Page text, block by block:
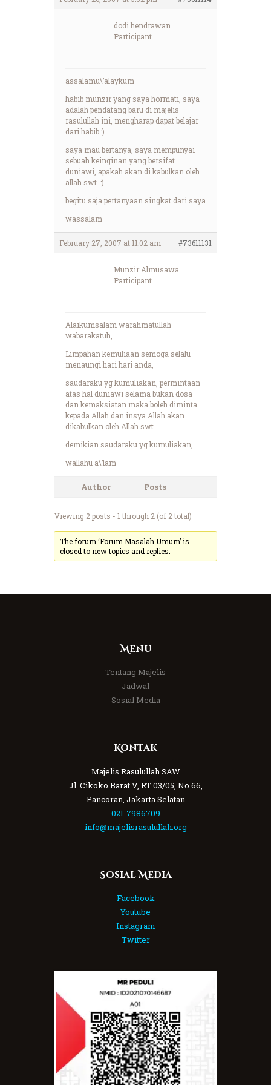
dodi hendrawan
Participant
assalamu\’alaykum
habib munzir yang saya hormati, saya
adalah pendatang baru di majelis
rasulullah ini, mengharap dapat belajar
dari habib :)
saya mau bertanya, saya mempunyai
sebuah keinginan yang bersifat
duniawi, apakah akan di kabulkan oleh
allah swt. :)
begitu saja pertanyaan singkat dari saya
wassalam
February 27, 2007 at 11:02 am #73611131
Munzir Almusawa
Participant
Alaikumsalam warahmatullah
wabarakatuh,
Limpahan kemuliaan semoga selalu
menaungi hari hari anda,
saudaraku yg kumuliakan, permintaan
atas hal duniawi selama bukan dosa
dan kemaksiatan maka boleh diminta
kepada Allah dan insya Allah akan
dikabulkan oleh Allah swt.
demikian saudaraku yg kumuliakan,
wallahu a\’lam
Author Posts
Viewing 2 posts - 1 through 2 (of 2 total)
The forum ‘Forum Masalah Umum’ is
closed to new topics and replies.
Menu
Tentang Majelis
Jadwal
Sosial Media
Kontak
Majelis Rasulullah SAW
Jl. Cikoko Barat V, RT 03/05, No 66,
Pancoran, Jakarta Selatan
021-7986709
info@majelisrasulullah.org
Sosial Media
Facebook
Youtube
Instagram
Twitter